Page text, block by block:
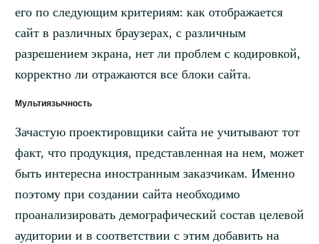
его по следующим критериям: как отображается
сайт в различных браузерах, с различным
разрешением экрана, нет ли проблем с кодировкой,
корректно ли отражаются все блоки сайта.
Мультиязычность
Зачастую проектировщики сайта не учитывают тот
факт, что продукция, представленная на нем, может
быть интересна иностранным заказчикам. Именно
поэтому при создании сайта необходимо
проанализировать демографический состав целевой
аудитории и в соответствии с этим добавить на